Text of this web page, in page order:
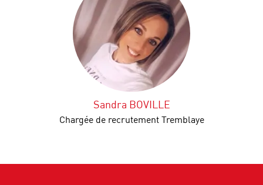
Sandra BOVILLE
Chargée de recrutement Tremblaye